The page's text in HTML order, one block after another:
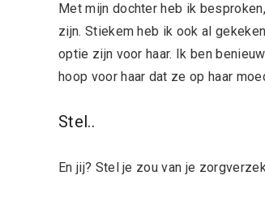
Met mijn dochter heb ik
zijn. Stiekem heb ik ook al
optie zijn voor haar. Ik ben
hoop voor haar dat ze op haar
Stel..
En jij? Stel je zou van je